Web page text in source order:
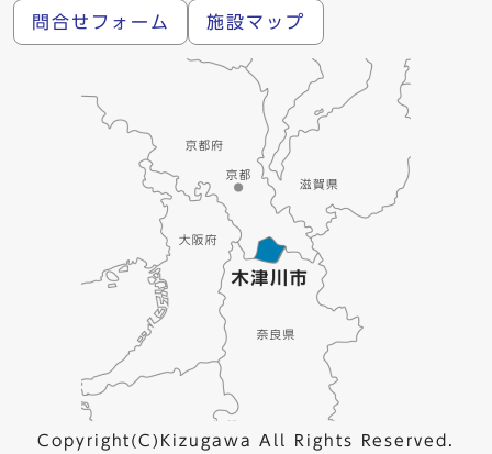
問合せフォーム 施設マップ
Copyright(C)Kizugawa All Rights Reserved.